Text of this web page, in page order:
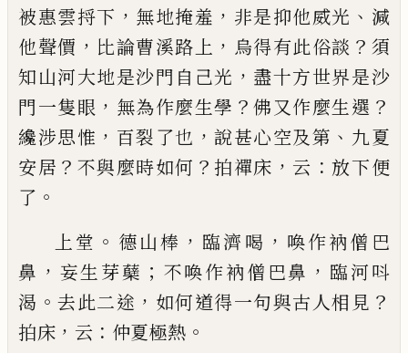
被惠雲捋下 ， 無地掩羞 ， 非是抑他威光 、 減
他聲價 ， 比論曹溪路上 ， 烏得有此俗談 ？ 須
知山河大地是沙門自 己光 ， 盡十方世界是沙
門一隻眼 ， 無為作麼生學 ？佛又作麼生選 ？
纔涉思惟 ， 百裂了也 ，說甚心空及第 、 九夏
安居 ？ 不與麼時如何 ？拍禪床 ， 云 ：放下便
了 。
上堂 。 德山棒 ， 臨濟喝 ， 喚作衲僧巴
鼻 ， 妄生芽蘖 ； 不喚作衲僧巴鼻 ， 臨河呌
渴 。去此二途 ， 如何道得一句與古人相見 ？
拍床 ， 云 ： 仲夏極熱 。